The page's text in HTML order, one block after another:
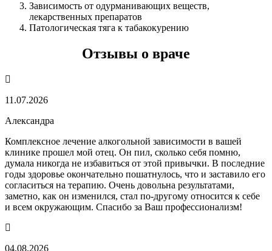
Зависимость от одурманивающих веществ,
лекарственных препаратов
Патологическая тяга к табакокурению
Отзывы о враче
11.07.2026
Александра
Комплексное лечение алкогольной зависимости в вашей
клинике прошел мой отец. Он пил, сколько себя помню,
думала никогда не избавиться от этой привычки. В последние
годы здоровье окончательно пошатнулось, что и заставило его
согласиться на терапию. Очень довольна результатами,
заметно, как он изменился, стал по-другому относится к себе
и всем окружающим. Спасибо за Ваш профессионализм!
04.08.2026